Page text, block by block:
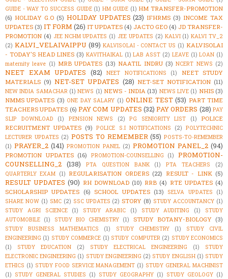
GUIDE - WAY TO SUCCESS GUIDE (1) HM GUIDE (1) HM TRANSFER-PROMOTION
(6) HOLIDAY G.O (5) HOLIDAY UPDATES (23) IFHRMS (3) INCOME TAX
UPDATES (3) IT FORM (26) IT UPDATES (4) JACTO GEO (4) JD TRANSFER-
PROMOTION (4) JEE NCHM UPDATES (1) JEE UPDATES (2) KALVI (1) KALVI TV_2
(2) KALVI_VELAIVAIPPU (89) KALVISOLAI - CONTACT US (1) KALVISOLAI
- TODAY'S HEAD LINES (3) KAVITHAIKAL (1) LAB ASST (2) LEAVE (1) LOAN (1)
maternity leave (1) MRB UPDATES (13) NAATIL INDRU (3) NCERT NEWS (2)
NEET EXAM UPDATES (82) NEET NOTIFICATIONS (1)
NEET STUDY
MATERIALS (9) NET-SET UPDATES (28) NET-SET NOTIFICATION (11)
NEW INDIA SAMACHAR (1) NEWS (1) NEWS - INDIA (13) NEWS LIVE (1) NHIS (3)
NMMS UPDATES (3) ONE DAY SALARY (1) ONLINE TEST (53) PART TIME
TEACHERS UPDATES (6) PAY COM UPDATES (32) PAY ORDERS (28) PAY
SLIP DOWNLOAD
(1) PENSION NEWS (2) PG SENIORITY LIST (1)
POLICE
RECRUITMENT UPDATES (9) POLICE S.I NOTIFICATIONS (2) POLYTECHNIC
LECTURER UPDATES (2) POSTS TO REMEMBER (55) POSTS-TO-REMEMBER
(1) PRAYER_2 (141) PROMOTION PANEL (2) PROMOTION PANEL_2 (94)
PROMOTION UPDATES (16) PROMOTION-COUNSELLING (1)
PROMOTION-
COUNSELLING_2 (138) PTA QUESTION BANK (1) PTA TEACHERS
(2)
QUARTERLY EXAM (1) REGULARISATION ORDERS (22) RESULT - LINK (5)
RESULT UPDATES (90) RH DOWNLOAD (10) RRB (4) RTE UPDATES (4)
SCHOLARSHIP UPDATES (6) SCHOOL UPDATES (13) SELVA UPDATES
(1)
SHARE NOW (1) SMC (2) SSC UPDATES (2) STORY (8) STUDY ACCOUNTANCY (1)
STUDY AGRI SCIENCE
(1) STUDY ARABIC (1) STUDY AUDITING (1)
STUDY
AUTOMOBILE (1) STUDY BIO CHEMISTRY (1) STUDY BOTANY-BIOLOGY (3)
STUDY BUSINESS MATHEMATICS (1) STUDY CHEMISTRY (1)
STUDY CIVIL
ENGINEERING (1) STUDY COMMERCE (1) STUDY COMPUTER (2) STUDY ECONOMICS
(1)
STUDY EDUCATION (2) STUDY ELECTRICAL ENGINEERING (1)
STUDY
ELECTRONIC ENGINEERING (1) STUDY ENGINEERING (2) STUDY ENGLISH (1) STUDY
ETHICS (1) STUDY FOOD SERVICE MANAGEMENT (1) STUDY GENERAL MACHINIST
(1) STUDY GENERAL STUDIES (1) STUDY GEOGRAPHY (1) STUDY GEOLOGY (1)